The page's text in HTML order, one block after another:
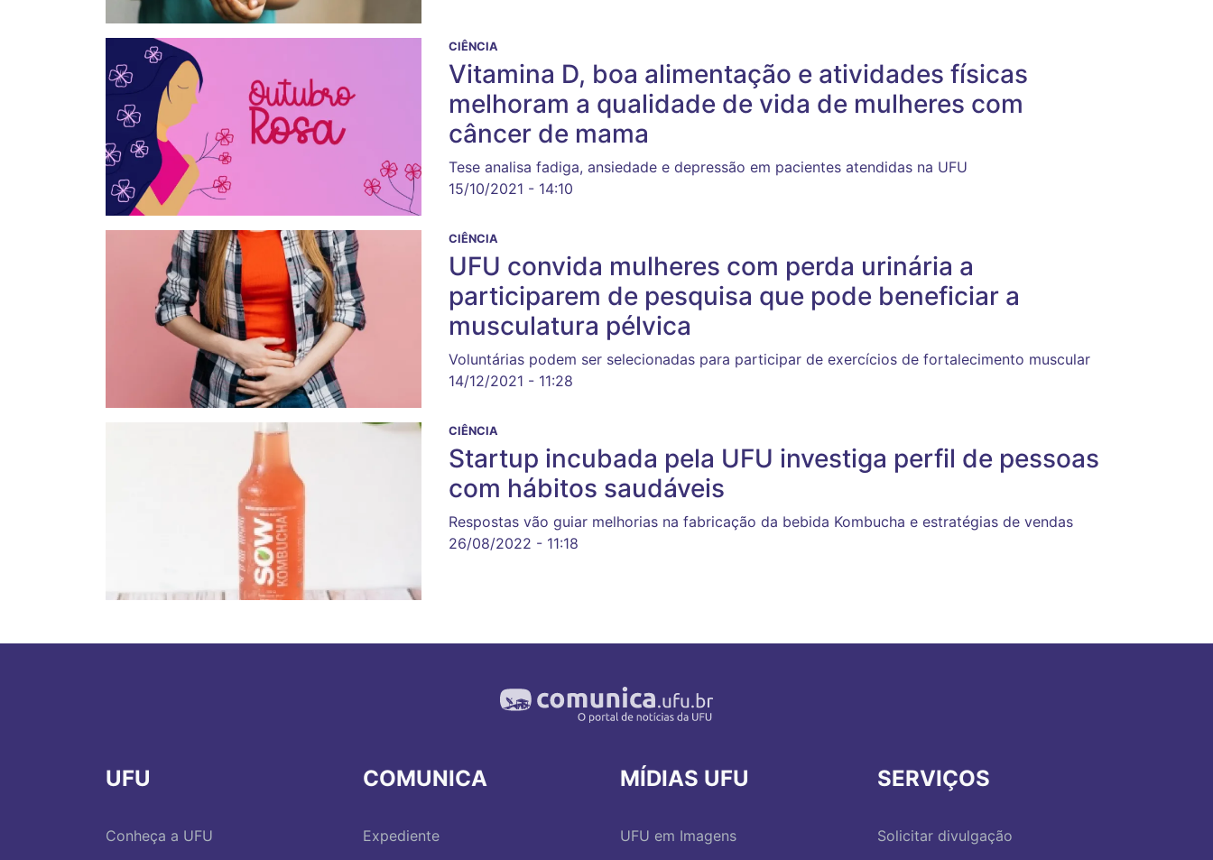
CIÊNCIA
Vitamina D, boa alimentação e atividades físicas
melhoram a qualidade de vida de mulheres com
câncer de mama
Tese analisa fadiga, ansiedade e depressão em pacientes atendidas na UFU
15/10/2021 - 14:10
CIÊNCIA
UFU convida mulheres com perda urinária a
participarem de pesquisa que pode beneficiar a
musculatura pélvica
Voluntárias podem ser selecionadas para participar de exercícios de fortalecimento muscular
14/12/2021 - 11:28
CIÊNCIA
Startup incubada pela UFU investiga perfil de pessoas
com hábitos saudáveis
Respostas vão guiar melhorias na fabricação da bebida Kombucha e estratégias de vendas
26/08/2022 - 11:18
UFU
Conheça a UFU
COMUNICA
Expediente
MÍDIAS UFU
UFU em Imagens
SERVIÇOS
Solicitar divulgação